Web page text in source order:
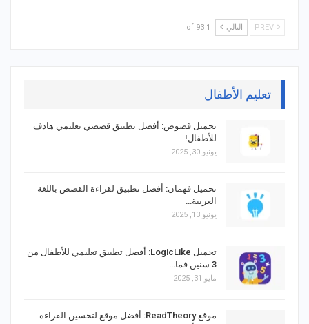
التالي 1 of 93
تعليم الأطفال
تحميل قصوص: أفضل تطبيق قصصي تعليمي هادف
للأطفال!
يونيو 30, 2025
تحميل فهمان: أفضل تطبيق لقراءة القصص باللغة
العربية…
يونيو 13, 2025
تحميل LogicLike: أفضل تطبيق تعليمي للأطفال من
3 سنين فما…
مايو 31, 2025
موقع ReadTheory: أفضل موقع لتحسين القراءة